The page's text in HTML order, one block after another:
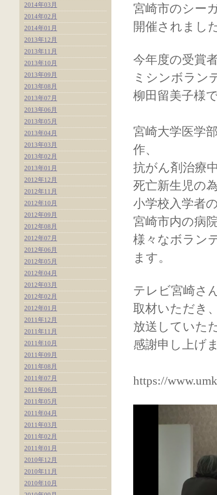
宮崎市のシー
開催されまし
今年度の受賞
ミシンボラン
柳田留美子様
宮崎大学医学
作、
抗がん剤治療
死亡新生児の
小学校入学者
宮崎市内の病
様々なボラン
ます。
テレビ宮崎さ
取材いただき
放送していた
感謝申し上げ
https://
2014年03月
2014年02月
2014年01月
2013年12月
2013年11月
2013年10月
2013年09月
2013年08月
2013年07月
2013年06月
2013年05月
2013年04月
2013年03月
2013年02月
2013年01月
2012年12月
2012年11月
2012年10月
2012年09月
2012年08月
2012年07月
2012年06月
2012年05月
2012年04月
2012年03月
2012年02月
2012年01月
2011年12月
2011年11月
2011年10月
2011年09月
2011年08月
2011年07月
2011年06月
2011年05月
2011年04月
2011年03月
2011年02月
2011年01月
2010年12月
2010年11月
2010年10月